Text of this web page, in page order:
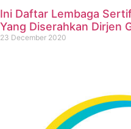
Ini Daftar Lembaga
Yang Diserahkan Dirjen
23 December 2020